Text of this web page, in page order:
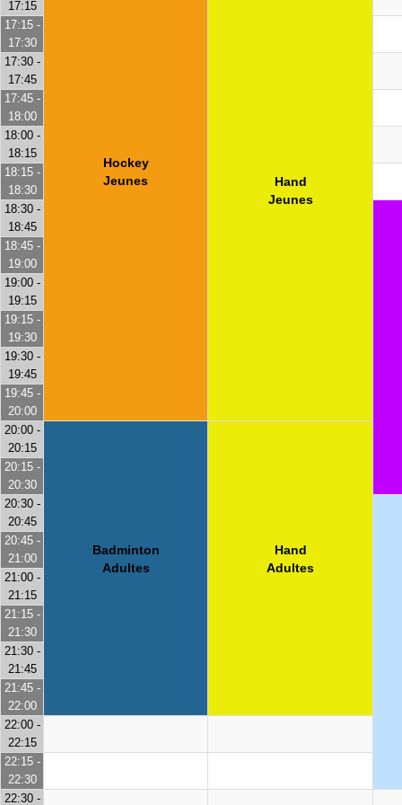
Hockey
Jeunes
17:15
Hand
Jeunes
17:15 -
17:30
17:30 -
17:45
17:45 -
18:00
18:00 -
18:15
18:15 -
18:30
18:30 -
18:45
18:45 -
19:00
19:00 -
19:15
19:15 -
19:30
19:30 -
19:45
19:45 -
20:00
20:00 -
20:15
Badminton
Adultes
Hand
Adultes
20:15 -
20:30
20:30 -
20:45
20:45 -
21:00
21:00 -
21:15
21:15 -
21:30
21:30 -
21:45
21:45 -
22:00
22:00 -
22:15
22:15 -
22:30
22:30 -